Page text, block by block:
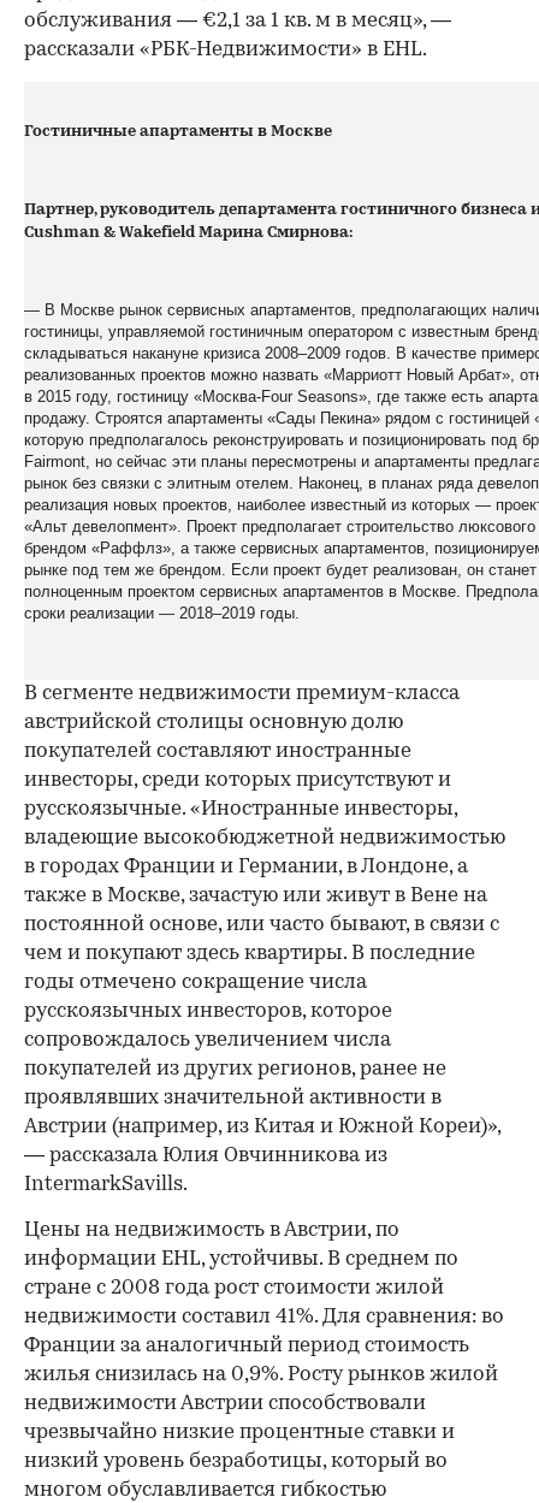
обслуживания — €2,1 за 1 кв. м в месяц», —
рассказали «РБК-Недвижимости» в EHL.
Гостиничные апартаменты в Москве
Партнер, руководитель департамента гостиничного бизнеса
Cushman & Wakefield Марина Смирнова:
— В Москве рынок сервисных апартаментов, предполагающих
гостиницы, управляемой гостиничным оператором с известным
складываться накануне кризиса 2008–2009 годов. В качестве
реализованных проектов можно назвать «Марриотт Новый Арбат»,
в 2015 году, гостиницу «Москва-Four Seasons», где также есть
продажу. Строятся апартаменты «Сады Пекина» рядом с гостиницей
которую предполагалось реконструировать и позиционировать под
Fairmont, но сейчас эти планы пересмотрены и апартаменты
рынок без связки с элитным отелем. Наконец, в планах ряда
реализация новых проектов, наиболее известный из которых —
«Альт девелопмент». Проект предполагает строительство
брендом «Раффлз», а также сервисных апартаментов,
рынке под тем же брендом. Если проект будет реализован, он
полноценным проектом сервисных апартаментов в Москве.
сроки реализации — 2018–2019 годы.
В сегменте недвижимости премиум-класса
австрийской столицы основную долю
покупателей составляют иностранные
инвесторы, среди которых присутствуют и
русскоязычные. «Иностранные инвесторы,
владеющие высокобюджетной недвижимостью
в городах Франции и Германии, в Лондоне, а
также в Москве, зачастую или живут в Вене на
постоянной основе, или часто бывают, в связи с
чем и покупают здесь квартиры. В последние
годы отмечено сокращение числа
русскоязычных инвесторов, которое
сопровождалось увеличением числа
покупателей из других регионов, ранее не
проявлявших значительной активности в
Австрии (например, из Китая и Южной Кореи)»,
— рассказала Юлия Овчинникова из
IntermarkSavills.
Цены на недвижимость в Австрии, по
информации EHL, устойчивы. В среднем по
стране с 2008 года рост стоимости жилой
недвижимости составил 41%. Для сравнения: во
Франции за аналогичный период стоимость
жилья снизилась на 0,9%. Росту рынков жилой
недвижимости Австрии способствовали
чрезвычайно низкие процентные ставки и
низкий уровень безработицы, который во
многом обуславливается гибкостью